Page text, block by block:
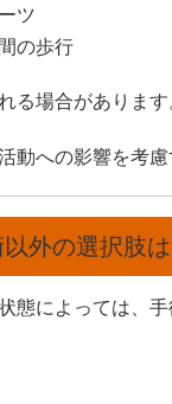
ツ
の歩行
る場合があります
動への影響を考慮
外の選択肢
態によっては、